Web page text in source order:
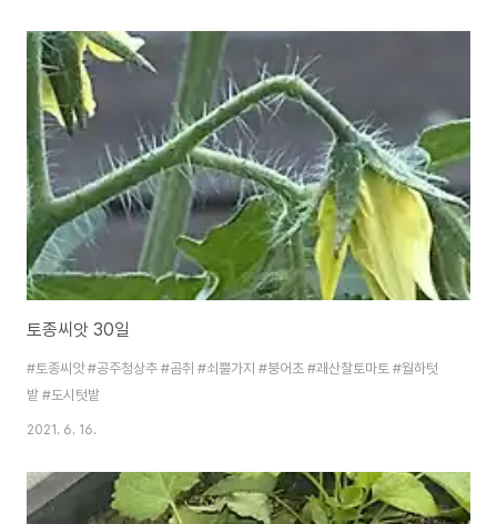
토종씨앗 30일
#토종씨앗 #공주청상추 #곰취 #쇠뿔가지 #붕어초 #괘산찰토마토 #월하텃
밭 #도시텃밭
2021. 6. 16.